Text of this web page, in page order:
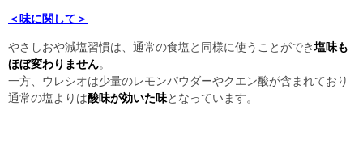
＜味に関して＞
やさしおや減塩習慣は、通常の食塩と同様に使うことができ塩味も
ほぼ変わりません。
一方、ウレシオは少量のレモンパウダーやクエン酸が含まれており
通常の塩よりは酸味が効いた味となっています。